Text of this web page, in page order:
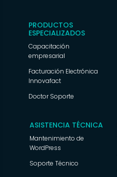
PRODUCTOS
ESPECIALIZADOS
Capacitación
empresarial
Facturación Electrónica
Innovafact
Doctor Soporte
ASISTENCIA TÉCNICA
Mantenimiento de
WordPress
Soporte Técnico